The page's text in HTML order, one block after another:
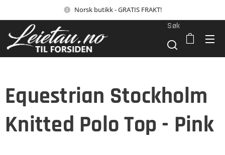
Norsk butikk - GRATIS FRAKT!
Søk
Equestrian Stockholm
Knitted Polo Top - Pink